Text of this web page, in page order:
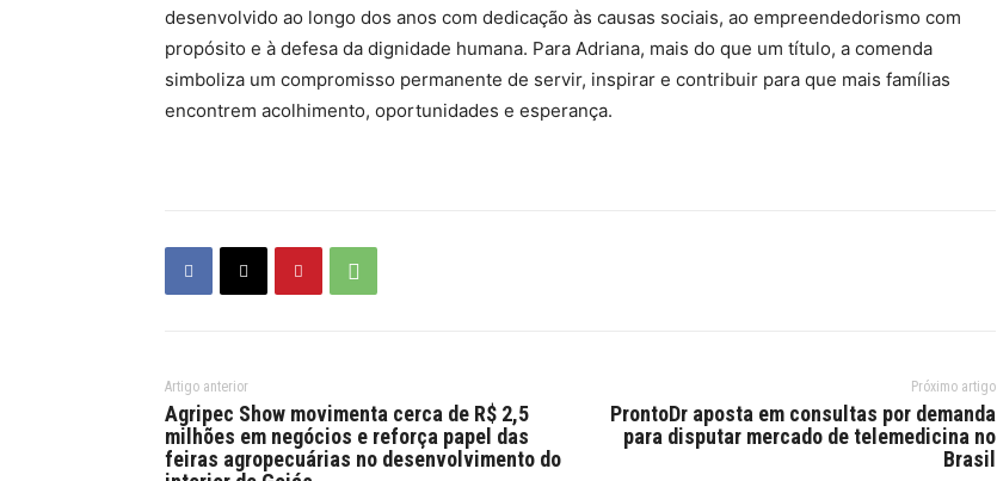
desenvolvido ao longo dos anos com dedicação às causas sociais, ao empreendedorismo com
propósito e à defesa da dignidade humana. Para Adriana, mais do que um título, a comenda
simboliza um compromisso permanente de servir, inspirar e contribuir para que mais famílias
encontrem acolhimento, oportunidades e esperança.
Artigo anterior
Agripec Show movimenta cerca de R$ 2,5
milhões em negócios e reforça papel das
feiras agropecuárias no desenvolvimento do
Próximo artigo
ProntoDr aposta em consultas por demanda
para disputar mercado de telemedicina no
Brasil